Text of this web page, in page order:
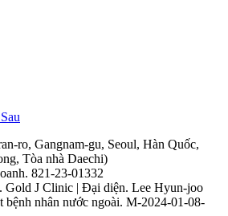
ro, Gangnam-gu, Seoul, Hàn Quốc,
Tòa nhà Daechi)
821-23-01332
Gold J Clinic | Đại diện. Lee Hyun-joo
bệnh nhân nước ngoài. M-2024-01-08-